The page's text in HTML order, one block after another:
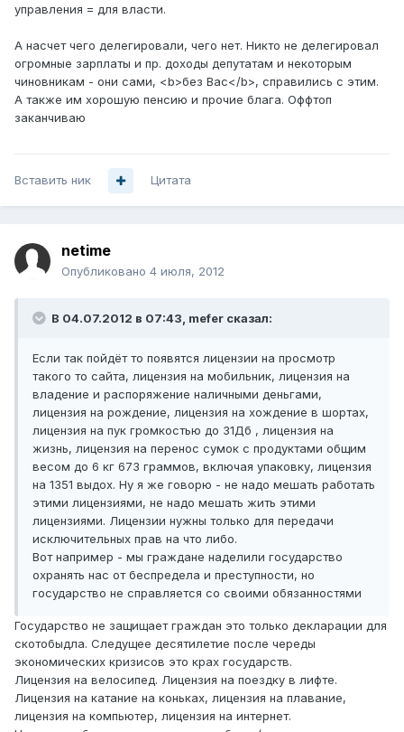
управления = для власти.
А насчет чего делегировали, чего нет. Никто не делегировал
огромные зарплаты и пр. доходы депутатам и некоторым
чиновникам - они сами, <b>без Вас</b>, справились с этим.
А также им хорошую пенсию и прочие блага. Оффтоп
заканчиваю
Вставить ник Цитата
netime
Опубликовано 4 июля, 2012
В 04.07.2012 в 07:43, mefer сказал:
Если так пойдёт то появятся лицензии на просмотр
такого то сайта, лицензия на мобильник, лицензия на
владение и распоряжение наличными деньгами,
лицензия на рождение, лицензия на хождение в шортах,
лицензия на пук громкостью до 31Дб , лицензия на
жизнь, лицензия на перенос сумок с продуктами общим
весом до 6 кг 673 граммов, включая упаковку, лицензия
на 1351 выдох. Ну я же говорю - не надо мешать работать
этими лицензиями, не надо мешать жить этими
лицензиями. Лицензии нужны только для передачи
исключительных прав на что либо.
Вот например - мы граждане наделили государство
охранять нас от беспредела и преступности, но
государство не справляется со своими обязанностями
Государство не защищает граждан это только декларации для
скотобыдла. Следущее десятилетие после череды
экономических кризисов это крах государств.
Лицензия на велосипед. Лицензия на поездку в лифте.
Лицензия на катание на коньках, лицензия на плавание,
лицензия на компьютер, лицензия на интернет.